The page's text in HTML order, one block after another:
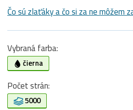
Čo sú zlaťáky a čo si za ne môžem
Vybraná farba:
čierna
Počet strán:
5000